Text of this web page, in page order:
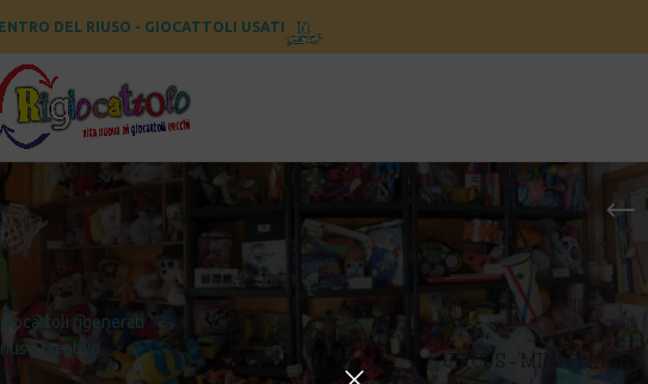
DEL RIUSO - GIOCATTOLI USATI
giocattoli rigenerati
riuso creativo
Home Prodotti taggati “clown”
CIRCUS – MINI PLAYSET